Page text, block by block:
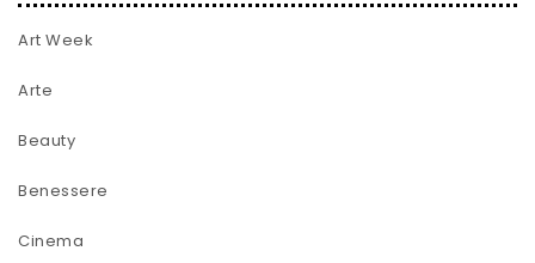
Art Week
Arte
Beauty
Benessere
Cinema